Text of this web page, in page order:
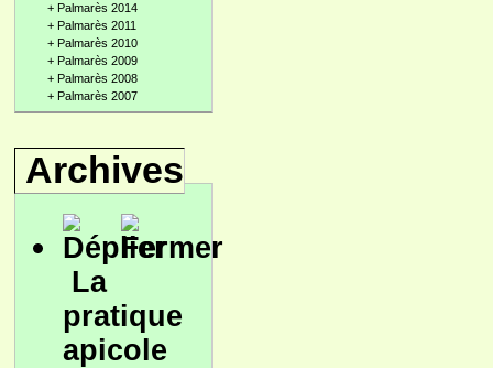
+ Palmarès 2014
+ Palmarès 2011
+ Palmarès 2010
+ Palmarès 2009
+ Palmarès 2008
+ Palmarès 2007
Archives
La
pratique
apicole